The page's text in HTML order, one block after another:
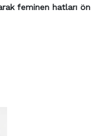
feminen hatları ön